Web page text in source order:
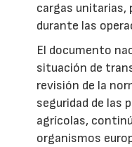
cargas unitarias,
durante las
El documento
situación de
revisión de la
seguridad de las
agrícolas,
organismos